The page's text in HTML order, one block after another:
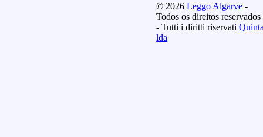
© 2026Leggo Algarve -
Todos os direitos reservados
- Tutti i diritti riservati
lda